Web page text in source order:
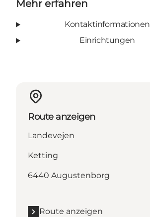
Mehr erfahren
Kontaktinformationen
Einrichtungen
Route anzeigen
Landevejen
Ketting
6440 Augustenborg
Route anzeigen